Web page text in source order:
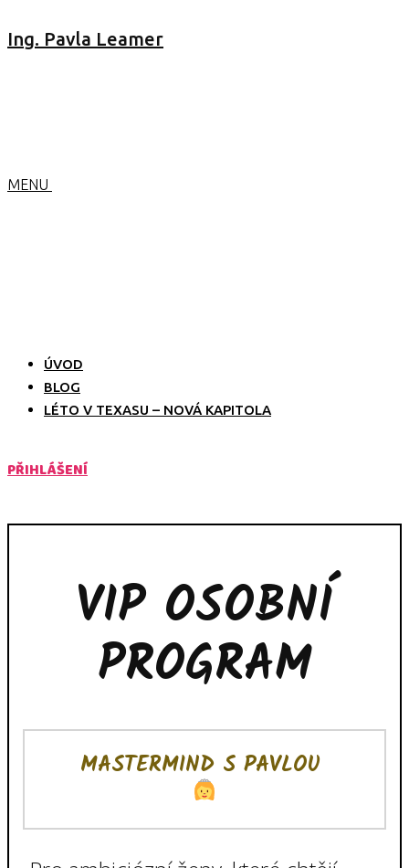
Ing. Pavla Leamer
MENU
ÚVOD
BLOG
LÉTO V TEXASU – NOVÁ KAPITOLA
PŘIHLÁŠENÍ
VIP OSOBNÍ
PROGRAM
MASTERMIND S PAVLOU